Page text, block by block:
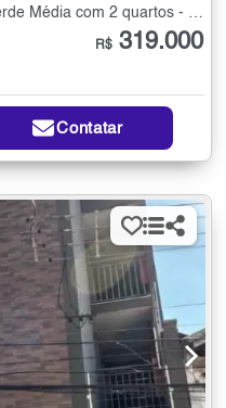
Apartamento à Venda na Casa Verde Média com 2 quartos - 44 m²
R$ 319.000
Contatar